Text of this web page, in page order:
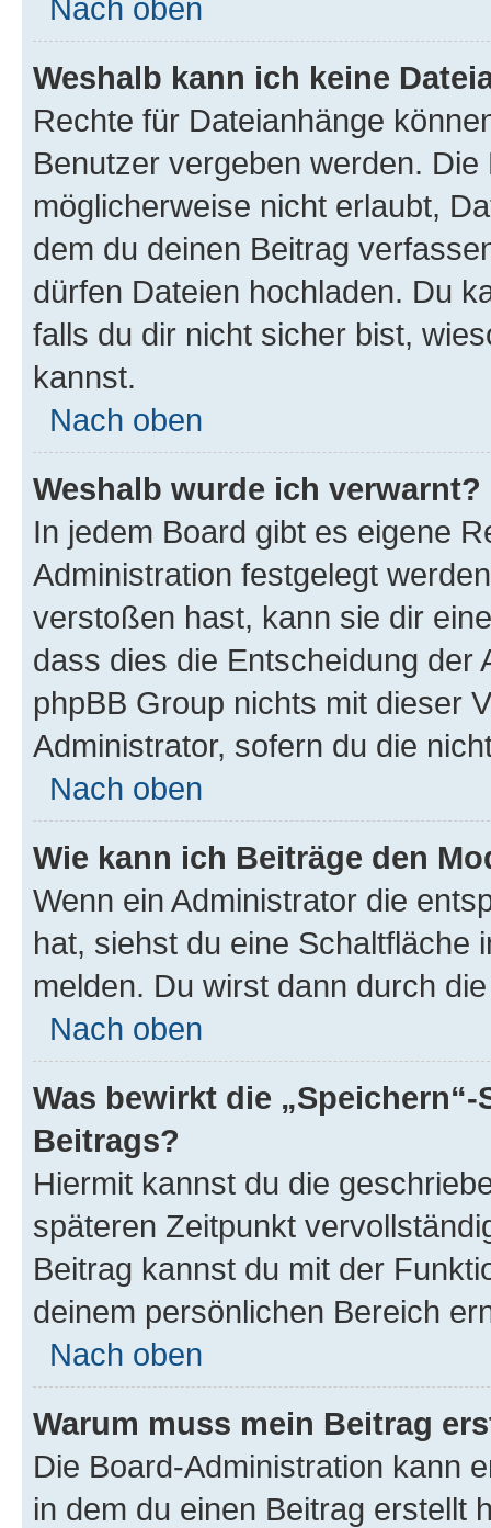
Nach oben
Weshalb kann ich keine
Rechte für Dateianhänge
Benutzer vergeben werden.
möglicherweise nicht erlaubt,
dem du deinen Beitrag
dürfen Dateien hochladen. Du
falls du dir nicht sicher bist,
kannst.
Nach oben
Weshalb wurde ich verwarnt?
In jedem Board gibt es eigene
Administration festgelegt
verstoßen hast, kann sie dir
dass dies die Entscheidung der
phpBB Group nichts mit dieser
Administrator, sofern du die
Nach oben
Wie kann ich Beiträge den
Wenn ein Administrator die
hat, siehst du eine Schaltfläche
melden. Du wirst dann durch
Nach oben
Was bewirkt die
Beitrags?
Hiermit kannst du die
späteren Zeitpunkt
Beitrag kannst du mit der
deinem persönlichen Bereich
Nach oben
Warum muss mein Beitrag
Die Board-Administration kann
in dem du einen Beitrag erstellt